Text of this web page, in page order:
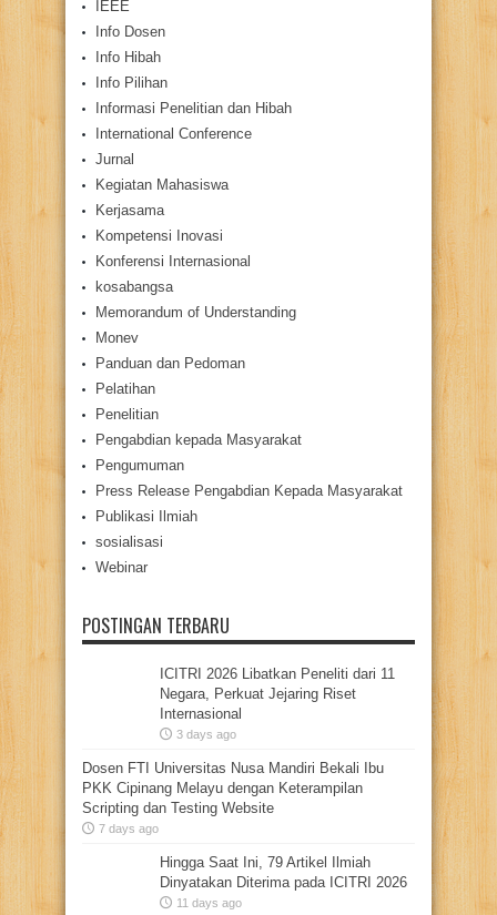
IEEE
Info Dosen
Info Hibah
Info Pilihan
Informasi Penelitian dan Hibah
International Conference
Jurnal
Kegiatan Mahasiswa
Kerjasama
Kompetensi Inovasi
Konferensi Internasional
kosabangsa
Memorandum of Understanding
Monev
Panduan dan Pedoman
Pelatihan
Penelitian
Pengabdian kepada Masyarakat
Pengumuman
Press Release Pengabdian Kepada Masyarakat
Publikasi Ilmiah
sosialisasi
Webinar
POSTINGAN TERBARU
ICITRI 2026 Libatkan Peneliti dari 11
Negara, Perkuat Jejaring Riset
Internasional
3 days ago
Dosen FTI Universitas Nusa Mandiri Bekali Ibu
PKK Cipinang Melayu dengan Keterampilan
Scripting dan Testing Website
7 days ago
Hingga Saat Ini, 79 Artikel Ilmiah
Dinyatakan Diterima pada ICITRI 2026
11 days ago